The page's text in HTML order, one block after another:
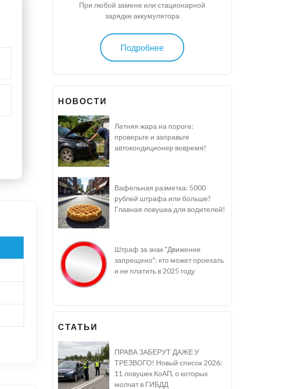
При любой замене или стационарной
зарядке аккумулятора
Подробнее
НОВОСТИ
Летняя жара на пороге:
проверьте и заправьте
автокондиционер вовремя!
Вафельная разметка: 5000
рублей штрафа или больше?
Главная ловушка для водителей!
Штраф за знак "Движение
запрещено": кто может проехать
и не платить в 2025 году
СТАТЬИ
ПРАВА ЗАБЕРУТ ДАЖЕ У
ТРЕЗВОГО! Новый список 2026:
11 ловушек КоАП, о которых
молчат в ГИБДД